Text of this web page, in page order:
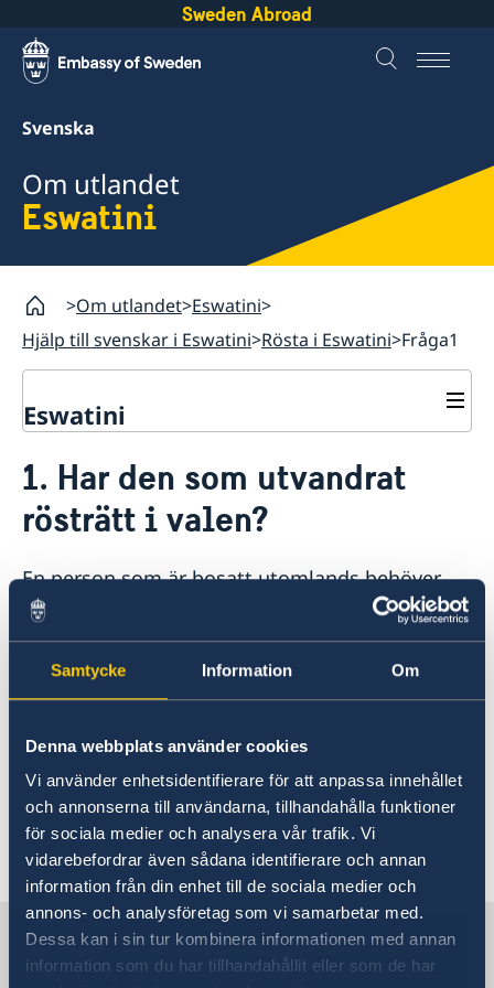
Samtycke Information Om
Denna webbplats använder cookies
Vi använder enhetsidentifierare för att anpassa innehållet
och annonserna till användarna, tillhandahålla funktioner
för sociala medier och analysera vår trafik. Vi
vidarebefordrar även sådana identifierare och annan
information från din enhet till de sociala medier och
annons- och analysföretag som vi samarbetar med.
Dessa kan i sin tur kombinera informationen med annan
information som du har tillhandahållit eller som de har
Sweden Abroad
Svenska
Om utlandet
Eswatini
Om utlandet Eswatini
Hjälp till svenskar i Eswatini Rösta i Eswatini Fråga1
Eswatini
Hjälp till svenskar i Eswatini
Rösta i Eswatini
Ekonomiskt nödställd
Om du blir sjuk eller råkar ut för en olycka
Dödsfall
Pass i Eswatini
Förnyelse av pass
Hjälp kring medborgarskap
Reseinformation Eswatini
Aktuella händelser
Allmänna säkerhetsläget
Terrorism
Naturförhållanden och katastrofer
In- och utresebestämmelser
Hälso- och sjukvård
Kriminalitet och personlig säkerhet
Trafiksäkerhet
Resa i landet
Svenska företag i Eswatini
Utvecklingssamarbete
Hälsa
Demokrati
Ekonomisk tillväxt
Landfakta Eswatini
1. Har den som utvandrat
rösträtt i valen?
En person som är bosatt utomlands behöver
uppfylla följande krav för att ha rösträtt till
- 18 år senast på valdagen
- svenskt medborgarskap
under sitt liv
Personen har inte rösträtt i valen till region-
och kommunfullmäktige.
Senast uppdaterad 25 maj 2026, 15.06
Sverige i Eswatini (tidigare
Swaziland)